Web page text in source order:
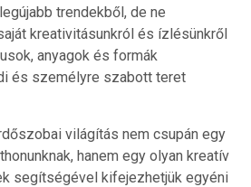
trendekből, de ne
kreativitásunkról és ízlésünkről
anyagok és formák
és személyre szabott teret
világítás nem csupán egy
hanem egy olyan kreatív
segítségével kifejezhetjük egyéni